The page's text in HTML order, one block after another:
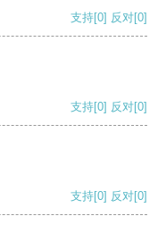
支持[0] 反对[0]
支持[0] 反对[0]
支持[0] 反对[0]